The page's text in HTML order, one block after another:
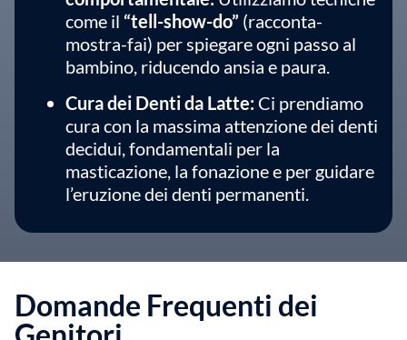
come il “tell-show-do” (racconta-
mostra-fai) per spiegare ogni passo al
bambino, riducendo ansia e paura.
Cura dei Denti da Latte: Ci prendiamo
cura con la massima attenzione dei denti
decidui, fondamentali per la
masticazione, la fonazione e per guidare
l’eruzione dei denti permanenti.
Domande Frequenti dei